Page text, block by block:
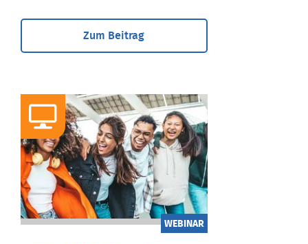
Zum Beitrag
WEBINAR